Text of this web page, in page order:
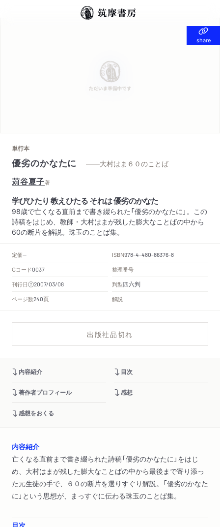
share
share
単行本
優劣のかなたに——大村はま６０のことば
苅谷夏子著
学びひたり 教えひたる それは 優劣のかなた
98歳で亡くなる直前まで書き綴られた「優劣のかなたに」。この
詩稿をはじめ、教師・大村はまが残した膨大なことばの中から
60の断片を解説。珠玉のことば集。
定価-- ISBN978-4-480-86376-8
Cコード0037
整理番号
刊行日
2007/03/08 判型四六判
ページ数240頁 解説
出版社品切れ
内容紹介 目次
著作者プロフィール 感想
感想をおくる
内容紹介
亡くなる直前まで書き綴られた詩稿「優劣のかなたに」をはじ
め、大村はまが残した膨大なことばの中から最後まで寄り添っ
た元生徒の手で、６０の断片を選りすぐり解説。「優劣のかなた
に」という思想が、まっすぐに伝わる珠玉のことば集。